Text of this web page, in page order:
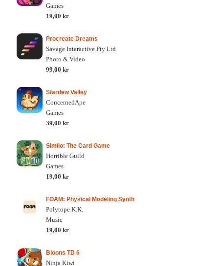
Games
19,00 kr
Procreate Dreams
Savage Interactive Pty Ltd
Photo & Video
99,00 kr
Stardew Valley
ConcernedApe
Games
39,00 kr
Similo: The Card Game
Horrible Guild
Games
19,00 kr
FOAM: Physical Modeling Synth
Polytope K.K.
Music
19,00 kr
Bloons TD 6
Ninja Kiwi